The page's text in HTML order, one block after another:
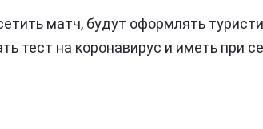
матч, будут оформлять
тест на коронавирус и иметь при